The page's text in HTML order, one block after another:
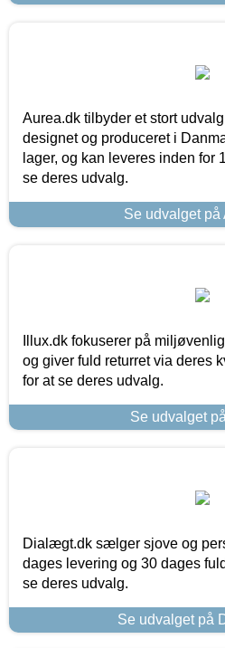
Aurea.dk tilbyder et stort
designet og produceret i
lager, og kan leveres inden for
se deres udvalg.
Se udvalget på
Illux.dk fokuserer på
og giver fuld returret via deres
for at se deres udvalg.
Se udvalget
Dialægt.dk sælger sjove og
dages levering og 30 dages
se deres udvalg.
Se udvalget på